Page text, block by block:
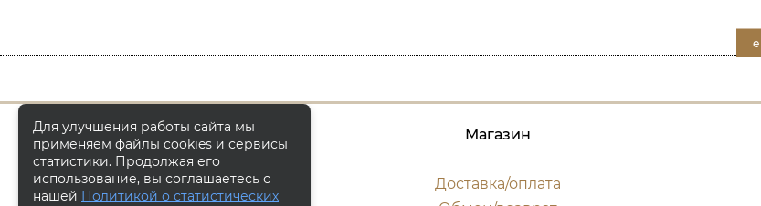
Магазин
Доставка/оплата
Для улучшения работы сайта мы
применяем файлы cookies и сервисы
статистики. Продолжая его
использование, вы соглашаетесь с
нашей Политикой о статистических